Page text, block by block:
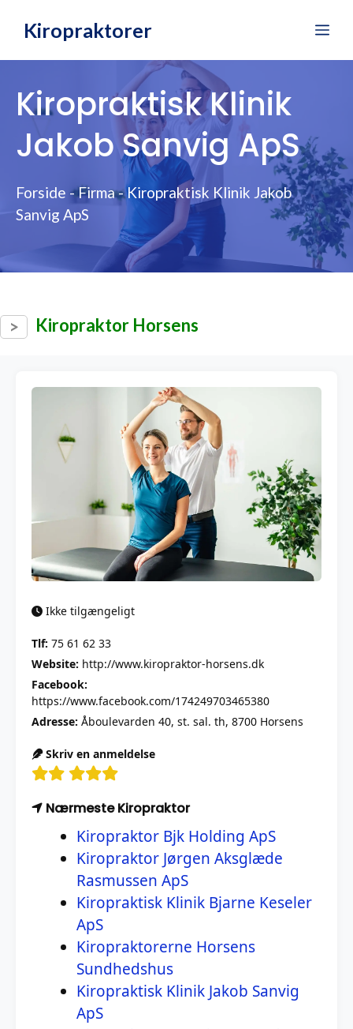
Kiropraktorer
Kiropraktisk Klinik
Jakob Sanvig ApS
Forside -Firma-Kiropraktisk Klinik Jakob
Sanvig ApS
Kiropraktor Horsens
Ikke tilgængeligt
Tlf: 75 61 62 33
Website: http://www.kiropraktor-horsens.dk
Facebook:
https://www.facebook.com/174249703465380
Adresse: Åboulevarden 40, st. sal. th, 8700 Horsens
Skriv en anmeldelse
Nærmeste Kiropraktor
Kiropraktor Bjk Holding ApS
Kiropraktor Jørgen Aksglæde
Rasmussen ApS
Kiropraktisk Klinik Bjarne Keseler
ApS
Kiropraktorerne Horsens
Sundhedshus
Kiropraktisk Klinik Jakob Sanvig
ApS